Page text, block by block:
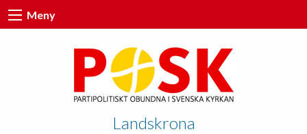
Meny
Landskrona